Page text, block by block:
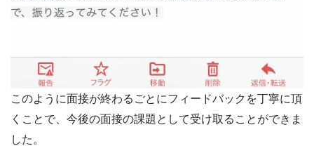
このように面接が終わるごとにフィードバックを丁寧に頂
くことで、今後の面接の課題として受け取ることができま
した。